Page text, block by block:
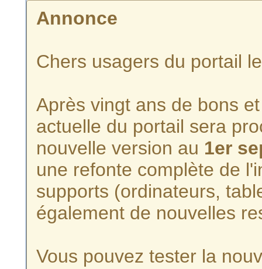
Annonce
Chers usagers du portail
Après vingt ans de bons
actuelle du portail sera
nouvelle version au 1er
une refonte complète de
supports (ordinateurs,
également de nouvelles
Vous pouvez tester la